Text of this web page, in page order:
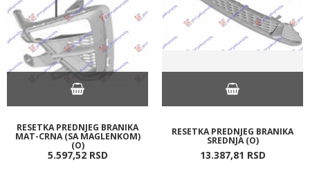
RESETKA PREDNJEG BRANIKA
MAT-CRNA (SA MAGLENKOM)
(O)
5.597,52 RSD
RESETKA PREDNJEG BRANIKA
SREDNJA (O)
13.387,81 RSD